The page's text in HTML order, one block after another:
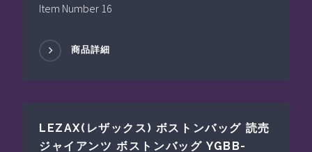
Item Number 16
商品詳細
LEZAX(レザックス) ボストンバッグ 読売
ジャイアンツ ボストンバッグ YGBB-